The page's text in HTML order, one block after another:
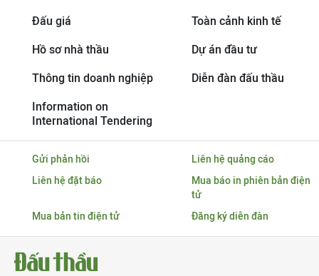
Đấu giá Toàn cảnh kinh tế
Hồ sơ nhà thầu Dự án đầu tư
Thông tin doanh nghiệp Diễn đàn đấu thầu
Information on
International Tendering
Gửi phản hồi
Liên hệ quảng cáo
Liên hệ đặt báo
Mua báo in phiên bản điện
tử
Mua bản tin điện tử
Đăng ký diễn đàn